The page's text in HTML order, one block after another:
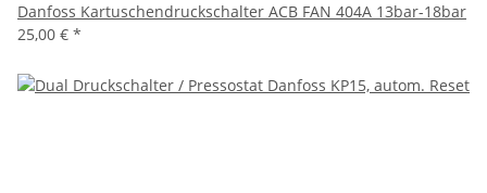
Danfoss Kartuschendruckschalter ACB FAN 404A 13bar-18bar
25,00 € *